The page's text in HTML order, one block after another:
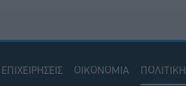
ΕΠΙΧΕΙΡΗΣΕΙΣ ΟΙΚΟΝΟΜΙΑ ΠΟΛΙΤΙΚΗ